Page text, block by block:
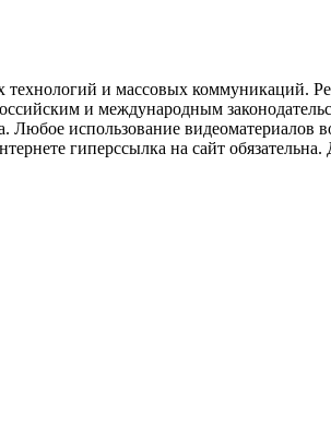
и массовых коммуникаций.
и международным
Любое использование
гиперссылка на сайт обязательна.